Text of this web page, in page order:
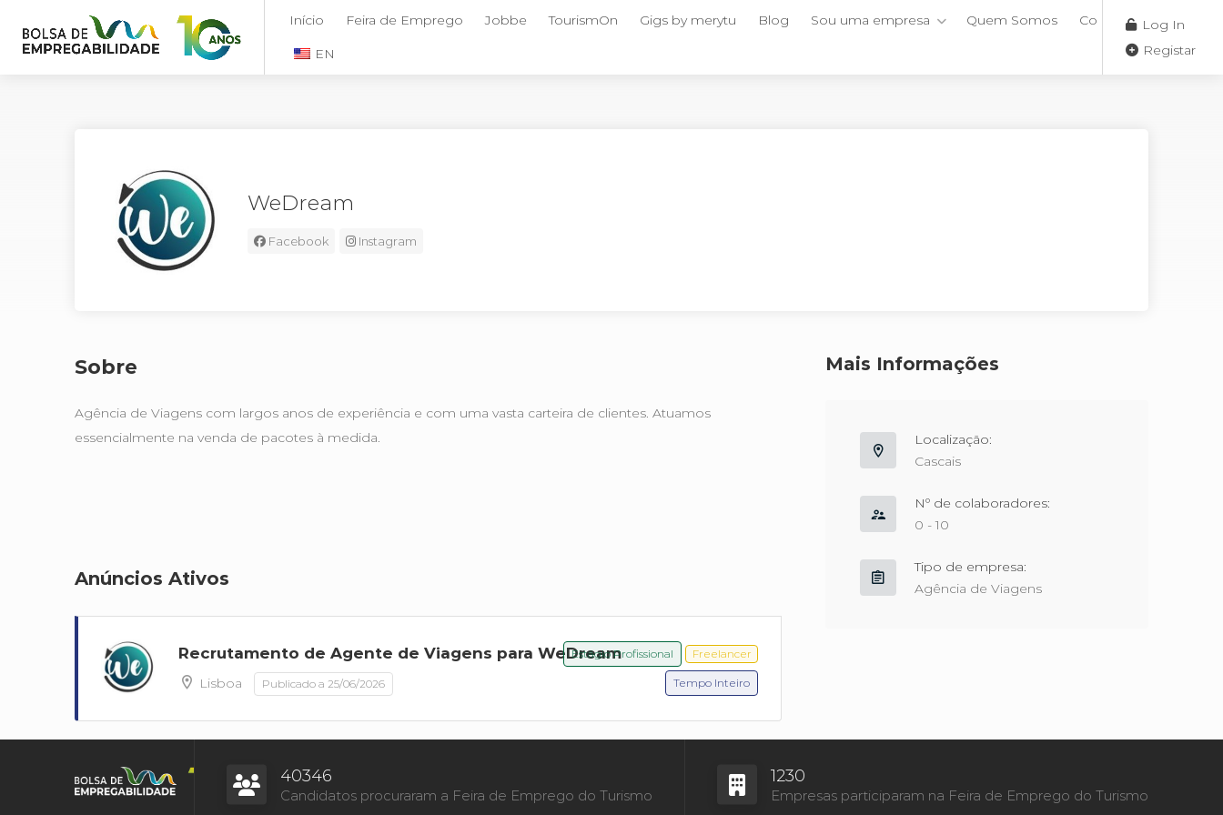
Início Feira de Emprego Jobbe TourismOn Gigs by merytu Blog Sou uma empresa Quem Somos Contactos
EN
Log In
Registar
WeDream
Facebook Instagram
Sobre
Agência de Viagens com largos anos de experiência e com uma vasta carteira de clientes. Atuamos
essencialmente na venda de pacotes à medida.
Anúncios Ativos
Recrutamento de Agente de Viagens para WeDreamEstágio Profissional Freelancer
Tempo Inteiro
Lisboa Publicado a 25/06/2026
Mais Informações
Localização:
Cascais
Nº de colaboradores:
0 - 10
Tipo de empresa:
Agência de Viagens
40346
Candidatos procuraram a Feira de Emprego do Turismo
1230
Empresas participaram na Feira de Emprego do Turismo